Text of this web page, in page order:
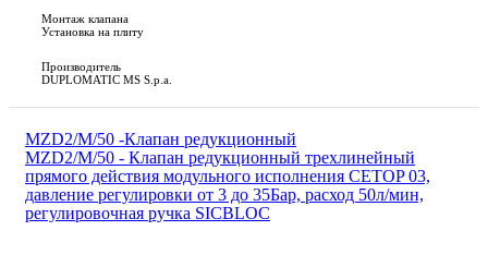
Монтаж клапана
Установка на плиту
Производитель
DUPLOMATIC MS S.p.a.
MZD2/M/50 -Клапан редукционный
MZD2/M/50 - Клапан редукционный трехлинейный
прямого действия модульного исполнения CETOP 03,
давление регулировки от 3 до 35Бар, расход 50л/мин,
регулировочная ручка SICBLOC